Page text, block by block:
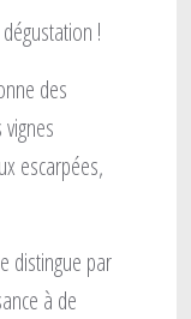
!
des
escarpées,
distingue par
à de